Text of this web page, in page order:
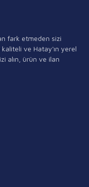
fark etmeden sizi
kaliteli ve Hatay'ın yerel
alın, ürün ve ilan